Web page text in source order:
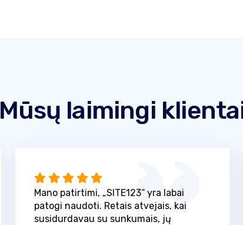
Mūsų laimingi
Mano patirtimi, „SITE123“ yra labai
patogi naudoti. Retais atvejais, kai
susidurdavau su sunkumais, jų